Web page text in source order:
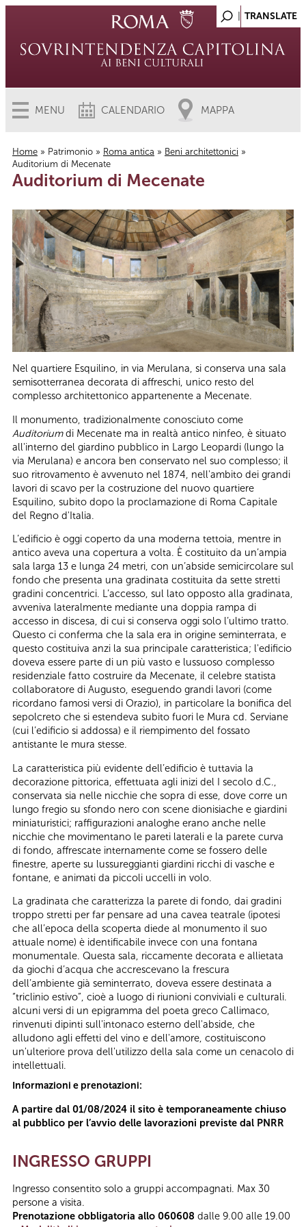
MENU CALENDARIO MAPPA
Tu sei qui
Home » Patrimonio » Roma antica » Beni architettonici »
Auditorium di Mecenate
Auditorium di Mecenate
Nel quartiere Esquilino, in via Merulana, si conserva una sala
semisotterranea decorata di affreschi, unico resto del
complesso architettonico appartenente a Mecenate.
Il monumento, tradizionalmente conosciuto come
Auditoriumdi Mecenate ma in realtà antico ninfeo, è situato
all'interno del giardino pubblico in Largo Leopardi (lungo la
via Merulana) e ancora ben conservato nel suo complesso; il
suo ritrovamento è avvenuto nel 1874, nell'ambito dei grandi
lavori di scavo per la costruzione del nuovo quartiere
Esquilino, subito dopo la proclamazione di Roma Capitale
del Regno d'Italia.
L’edificio è oggi coperto da una moderna tettoia, mentre in
antico aveva una copertura a volta. È costituito da un’ampia
sala larga 13 e lunga 24 metri, con un’abside semicircolare sul
fondo che presenta una gradinata costituita da sette stretti
gradini concentrici. L’accesso, sul lato opposto alla gradinata,
avveniva lateralmente mediante una doppia rampa di
accesso in discesa, di cui si conserva oggi solo l’ultimo tratto.
Questo ci conferma che la sala era in origine seminterrata, e
questo costituiva anzi la sua principale caratteristica; l'edificio
doveva essere parte di un più vasto e lussuoso complesso
residenziale fatto costruire da Mecenate, il celebre statista
collaboratore di Augusto, eseguendo grandi lavori (come
ricordano famosi versi di Orazio), in particolare la bonifica del
sepolcreto che si estendeva subito fuori le Mura cd. Serviane
(cui l’edificio si addossa) e il riempimento del fossato
antistante le mura stesse.
La caratteristica più evidente dell’edificio è tuttavia la
decorazione pittorica, effettuata agli inizi del I secolo d.C.,
conservata sia nelle nicchie che sopra di esse, dove corre un
lungo fregio su sfondo nero con scene dionisiache e giardini
miniaturistici; raffigurazioni analoghe erano anche nelle
nicchie che movimentano le pareti laterali e la parete curva
di fondo, affrescate internamente come se fossero delle
finestre, aperte su lussureggianti giardini ricchi di vasche e
fontane, e animati da piccoli uccelli in volo.
La gradinata che caratterizza la parete di fondo, dai gradini
troppo stretti per far pensare ad una cavea teatrale (ipotesi
che all’epoca della scoperta diede al monumento il suo
attuale nome) è identificabile invece con una fontana
monumentale. Questa sala, riccamente decorata e allietata
da giochi d’acqua che accrescevano la frescura
dell’ambiente già seminterrato, doveva essere destinata a
“triclinio estivo”, cioè a luogo di riunioni conviviali e culturali.
alcuni versi di un epigramma del poeta greco Callimaco,
rinvenuti dipinti sull'intonaco esterno dell'abside, che
alludono agli effetti del vino e dell'amore, costituiscono
un'ulteriore prova dell'utilizzo della sala come un cenacolo di
intellettuali.
Informazioni e prenotazioni:
A partire dal 01/08/2024 il sito è temporaneamente chiuso
al pubblico per l’avvio delle lavorazioni previste dal PNRR
INGRESSO GRUPPI
Ingresso consentito solo a gruppi accompagnati. Max 30
persone a visita.
Prenotazione obbligatoria allo 060608 dalle 9.00 alle 19.00